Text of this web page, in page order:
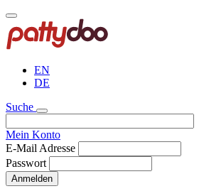
Direkt
zum
Inhalt
EN
DE
Suche
Mein Konto
E-Mail Adresse
Passwort
Anmelden